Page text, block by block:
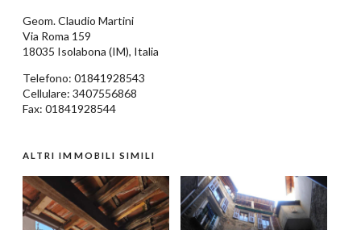
Geom.Claudio Martini
Via Roma 159
18035 Isolabona (IM), Italia
Telefono: 01841928543
Cellulare: 3407556868
Fax: 01841928544
ALTRI IMMOBILI SIMILI